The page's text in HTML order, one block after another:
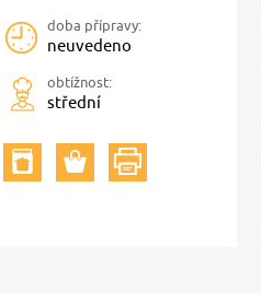
doba přípravy:
neuvedeno
obtížnost:
střední